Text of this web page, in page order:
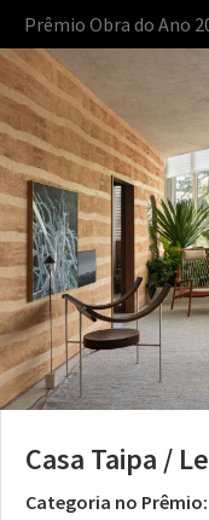
Iniciar sessão
Prêmio Obra do Ano
Casa Taipa /
Categoria no Prêmio: